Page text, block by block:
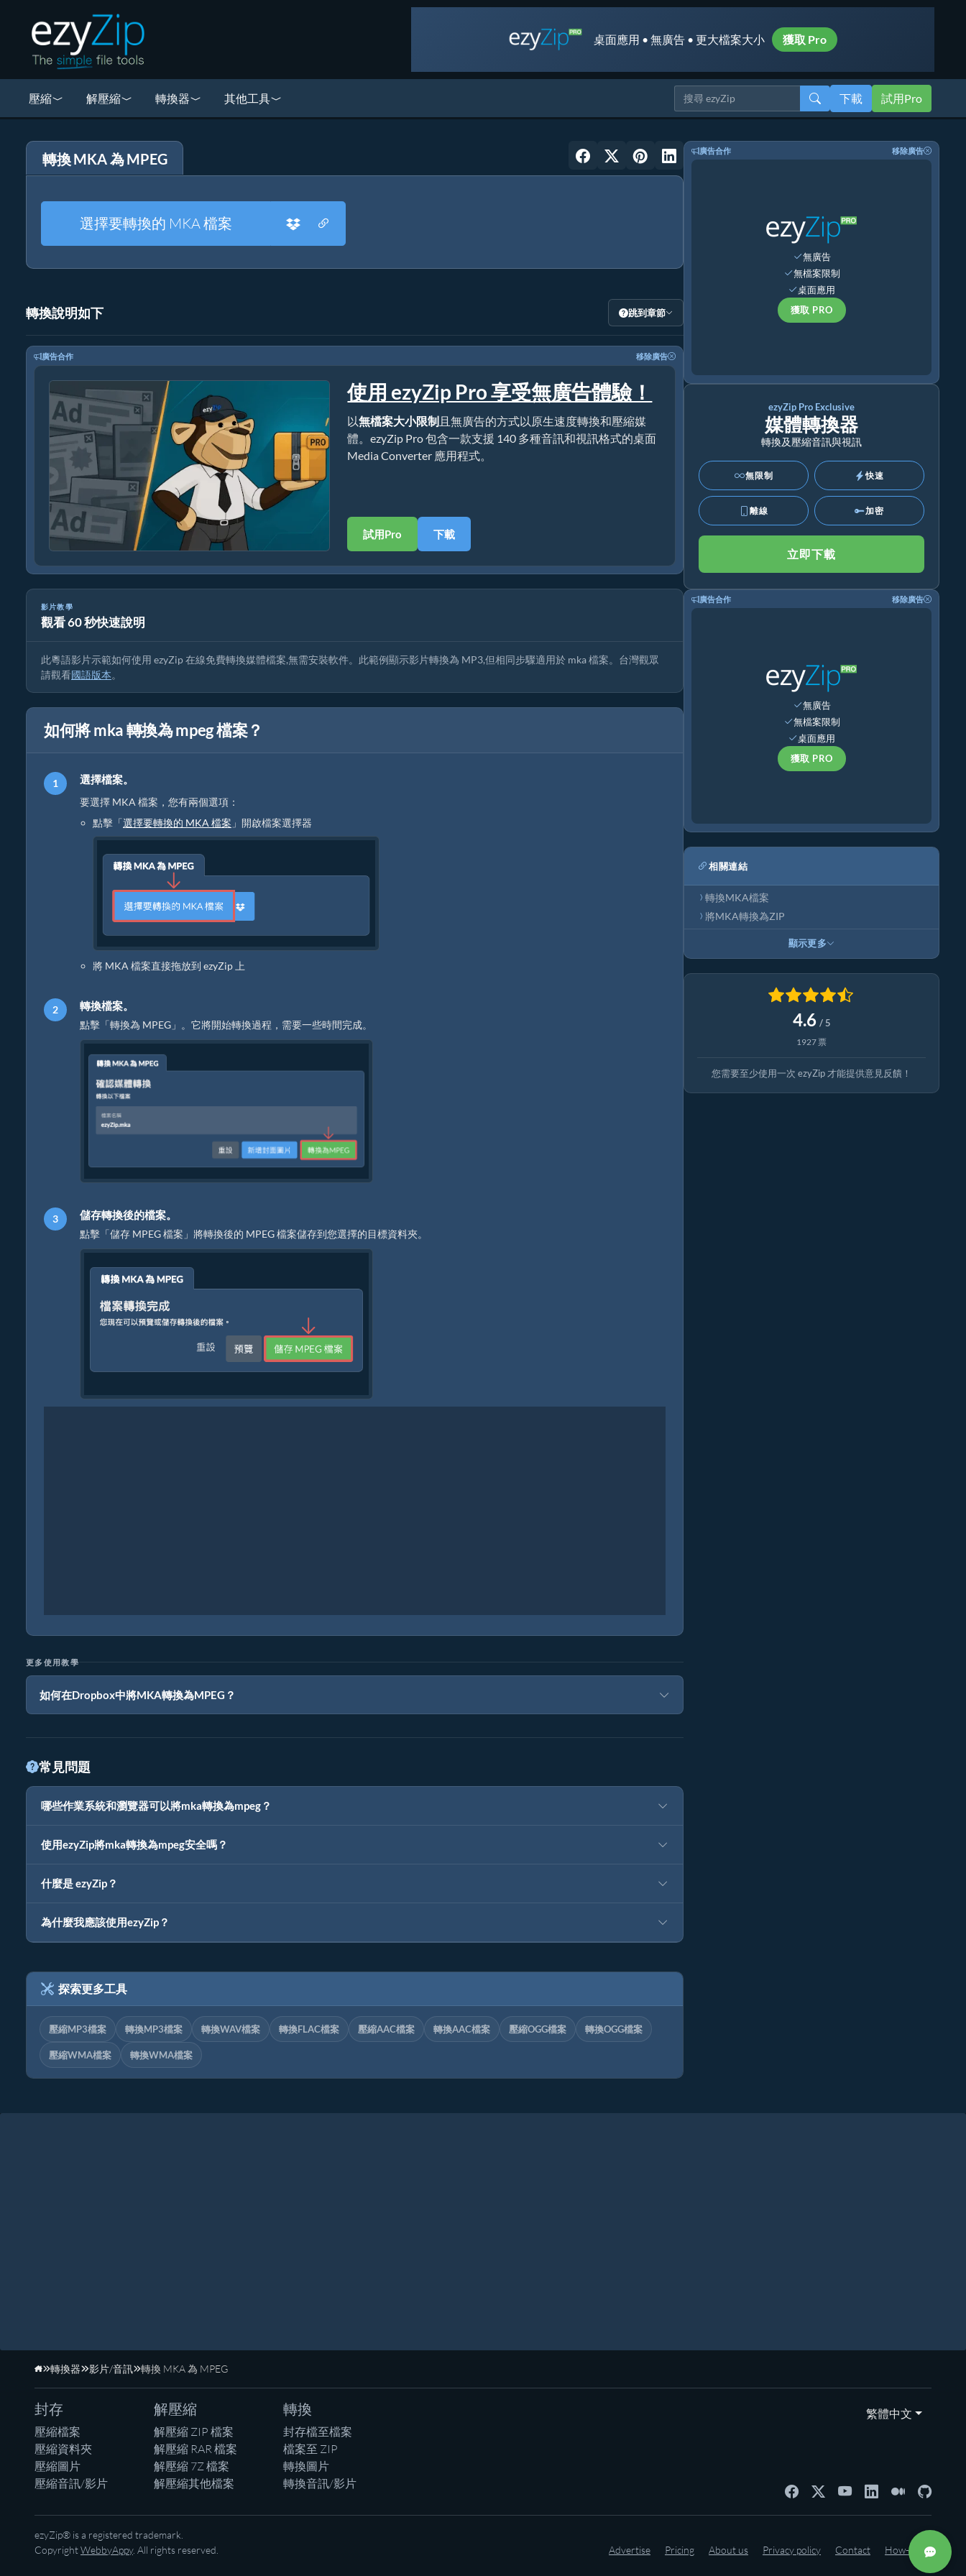
桌面應用 • 無廣告 • 更大檔案大小 獲取 Pro
壓縮 解壓縮 轉換器 其他工具 下載 試用Pro
轉換 MKA 為 MPEG
選擇要轉換的 MKA 檔案
轉換說明如下 跳到章節
廣告合作 移除廣告
使用 ezyZip Pro 享受無廣告體驗！
以無檔案大小限制且無廣告的方式以原生速度轉換和壓縮媒
體。ezyZip Pro 包含一款支援 140 多種音訊和視訊格式的桌面
Media Converter 應用程式。
試用Pro 下載
影片教學
觀看 60 秒快速說明
如何在線上免費轉換 mka 檔案
此粵語影片示範如何使用 ezyZip 在線免費轉換媒體檔案,無需安裝軟件。此範例顯示影片轉換為 MP3,但相同步驟適用於 mka 檔案。台灣觀眾
請觀看國語版本。
如何將 mka 轉換為 mpeg 檔案？
選擇檔案。
要選擇 MKA 檔案，您有兩個選項：
點擊「選擇要轉換的 MKA 檔案 」開啟檔案選擇器
將 MKA 檔案直接拖放到 ezyZip 上
轉換檔案。
點擊「轉換為 MPEG」。它將開始轉換過程，需要一些時間完成。
儲存轉換後的檔案。
點擊「儲存 MPEG 檔案」將轉換後的 MPEG 檔案儲存到您選擇的目標資料夾。
更多使用教學
如何在Dropbox中將MKA轉換為MPEG？
常見問題
哪些作業系統和瀏覽器可以將mka轉換為mpeg？
使用ezyZip將mka轉換為mpeg安全嗎？
什麼是 ezyZip？
為什麼我應該使用ezyZip？
探索更多工具
壓縮MP3檔案 轉換MP3檔案 轉換WAV檔案 轉換FLAC檔案 壓縮AAC檔案 轉換AAC檔案 壓縮OGG檔案 轉換OGG檔案
壓縮WMA檔案 轉換WMA檔案
廣告合作 移除廣告
無廣告
無檔案限制
桌面應用
獲取 PRO
ezyZip Pro Exclusive
媒體轉換器
轉換及壓縮音訊與視訊
無限制 快速
離線 加密
立即下載
廣告合作 移除廣告
無廣告
無檔案限制
桌面應用
獲取 PRO
相關連結
轉換MKA檔案
將MKA轉換為ZIP
顯示更多
4.6 / 5
1927 票
您需要至少使用一次 ezyZip 才能提供意見反饋！
首頁
轉換器 影片/音訊 轉換 MKA 為 MPEG
封存
壓縮檔案
壓縮資料夾
壓縮圖片
壓縮音訊/影片
解壓縮
解壓縮 ZIP 檔案
解壓縮 RAR 檔案
解壓縮 7Z 檔案
解壓縮其他檔案
轉換
封存檔至檔案
檔案至 ZIP
轉換圖片
轉換音訊/影片
繁體中文
ezyZip® is a registered trademark.
CopyrightWebbyAppy. All rights reserved. Advertise Pricing About us Privacy policy Contact How-to's